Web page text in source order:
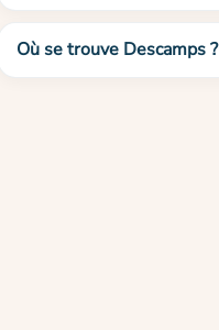
Où se trouve Descamps ?